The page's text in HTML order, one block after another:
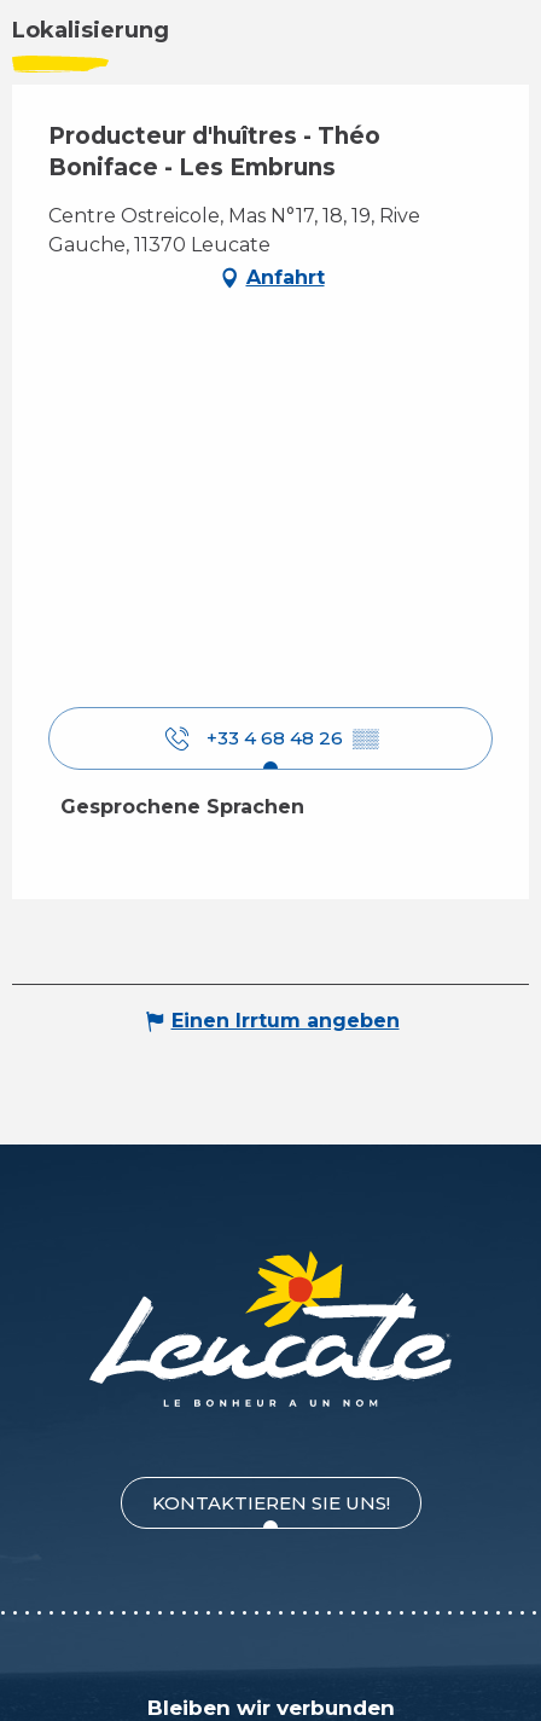
Lokalisierung
Producteur d'huîtres - Théo
Boniface - Les Embruns
Centre Ostreicole, Mas N°17, 18, 19, Rive
Gauche, 11370 Leucate
Anfahrt
+33 4 68 48 26 ▒▒
Gesprochene Sprachen
Gesprochene Sprachen
Einen Irrtum angeben
KONTAKTIEREN SIE UNS!
Bleiben wir verbunden